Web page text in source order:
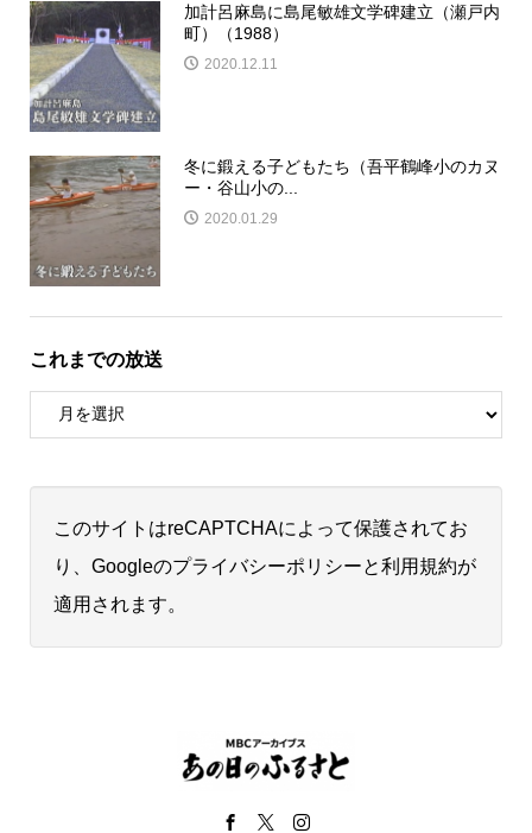
加計呂麻島に島尾敏雄文学碑建立（瀬戸内
町）（1988）
2020.12.11
冬に鍛える子どもたち（吾平鶴峰小のカヌ
ー・谷山小の...
2020.01.29
これまでの放送
このサイトはreCAPTCHAによって保護されてお
り、Googleのプライバシーポリシーと利用規約が
適用されます。